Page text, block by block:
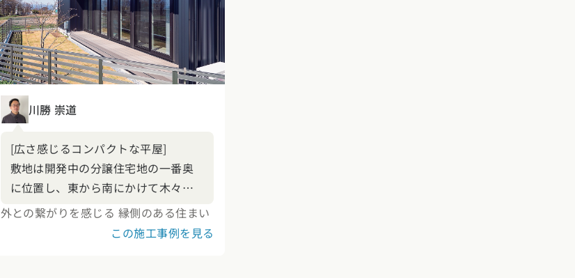
川勝 崇道
[広さ感じるコンパクトな平屋]
敷地は開発中の分譲住宅地の一番奥
に位置し、東から南にかけて木々が
並ぶ谷が遠くに見え、フラットにひ
らけた気持ちの良い場所です。大き
外との繋がりを感じる 縁側のある住まい
この施工事例を見る